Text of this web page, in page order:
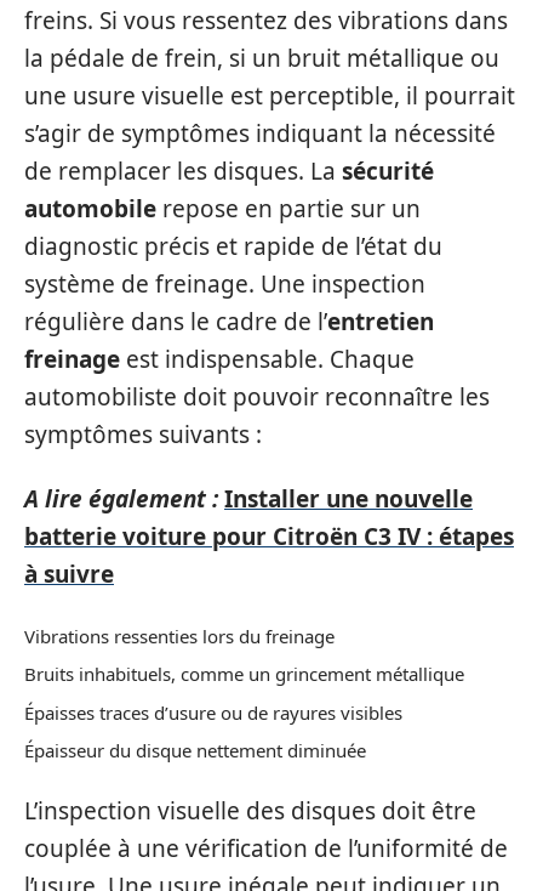
freins. Si vous ressentez des vibrations dans
la pédale de frein, si un bruit métallique ou
une usure visuelle est perceptible, il pourrait
s’agir de symptômes indiquant la nécessité
de remplacer les disques. La sécurité
automobile repose en partie sur un
diagnostic précis et rapide de l’état du
système de freinage. Une inspection
régulière dans le cadre de l’entretien
freinage est indispensable. Chaque
automobiliste doit pouvoir reconnaître les
symptômes suivants :
A lire également :Installer une nouvelle
batterie voiture pour Citroën C3 IV : étapes
à suivre
Vibrations ressenties lors du freinage
Bruits inhabituels, comme un grincement métallique
Épaisses traces d’usure ou de rayures visibles
Épaisseur du disque nettement diminuée
L’inspection visuelle des disques doit être
couplée à une vérification de l’uniformité de